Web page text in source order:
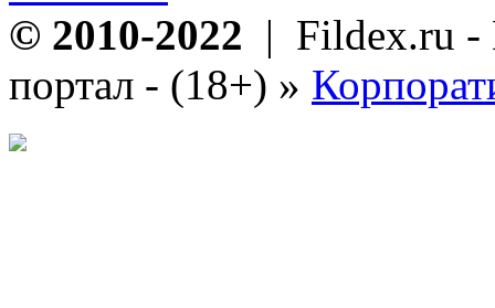
© 2010-2022 | Fildex.ru -
портал - (18+) »